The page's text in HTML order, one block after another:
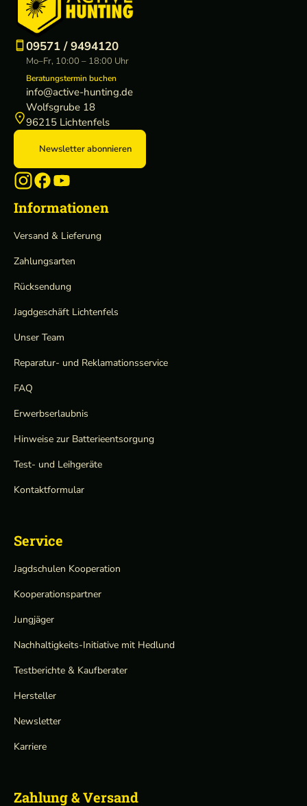
09571 / 9494120
Mo–Fr, 10:00 – 18:00 Uhr
Beratungstermin buchen
info@active-hunting.de
Wolfsgrube 18
96215 Lichtenfels
Newsletter abonnieren
Informationen
Versand & Lieferung
Zahlungsarten
Rücksendung
Jagdgeschäft Lichtenfels
Unser Team
Reparatur- und Reklamationsservice
FAQ
Erwerbserlaubnis
Hinweise zur Batterieentsorgung
Test- und Leihgeräte
Kontaktformular
Service
Jagdschulen Kooperation
Kooperationspartner
Jungjäger
Nachhaltigkeits-Initiative mit Hedlund
Testberichte & Kaufberater
Hersteller
Newsletter
Karriere
Zahlung & Versand